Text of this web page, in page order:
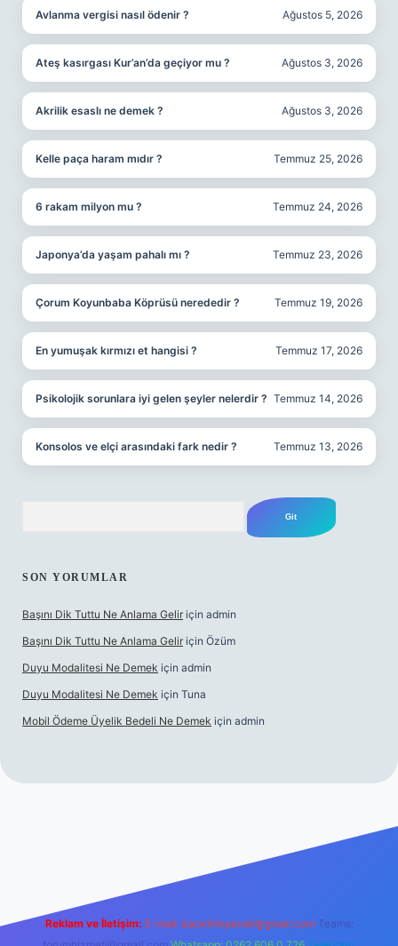
Avlanma vergisi nasıl ödenir ? Ağustos 5, 2026
Ateş kasırgası Kur’an’da geçiyor mu ? Ağustos 3, 2026
Akrilik esaslı ne demek ? Ağustos 3, 2026
Kelle paça haram mıdır ? Temmuz 25, 2026
6 rakam milyon mu ? Temmuz 24, 2026
Japonya’da yaşam pahalı mı ? Temmuz 23, 2026
Çorum Koyunbaba Köprüsü nerededir ? Temmuz 19, 2026
En yumuşak kırmızı et hangisi ? Temmuz 17, 2026
Psikolojik sorunlara iyi gelen şeyler nelerdir ? Temmuz 14, 2026
Konsolos ve elçi arasındaki fark nedir ? Temmuz 13, 2026
SON YORUMLAR
Başını Dik Tuttu Ne Anlama Gelir için admin
Başını Dik Tuttu Ne Anlama Gelir için Özüm
Duyu Modalitesi Ne Demek için admin
Duyu Modalitesi Ne Demek için Tuna
Mobil Ödeme Üyelik Bedeli Ne Demek için admin
Reklam ve İletişim: E-mail: backlinkpaneli@gmail.com Teams: